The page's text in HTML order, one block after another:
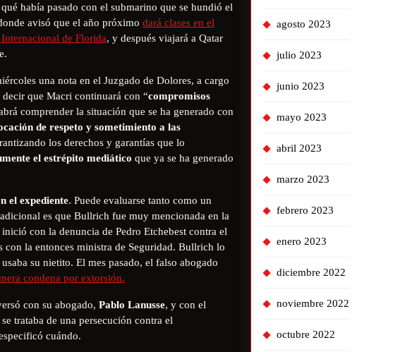
había pasado con el submarino que se hundió el
avisó que el año próximo dará clases en el
de Florida, y después viajará a Qatar
una nota en el Juzgado de Dolores, a cargo
que Macri continuará con “compromisos
comprender la situación que se ha generado con
de respeto y sometimiento a las
los derechos y garantías que lo
el estrépito mediático que ya se ha generado
el expediente. Puede evaluarse tanto como un
es que Bullrich fue muy mencionada en la
con la denuncia de Pedro Etchebest contra el
con la entonces ministra de Seguridad. Bullrich lo
su nietito. El mes pasado, el falso abogado
condena por extorsión.
con su abogado, Pablo Lanusse, y con el
trataba de una persecución contra el
cuándo.
agosto 2023
julio 2023
junio 2023
mayo 2023
abril 2023
marzo 2023
febrero 2023
enero 2023
diciembre 2022
noviembre 2022
octubre 2022